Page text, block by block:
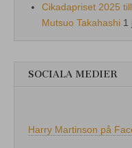
Cikadapriset 2025
Mutsuo Takahashi 1
SOCIALA MEDIER
Harry Martinson på